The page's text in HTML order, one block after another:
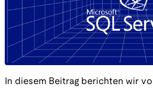
In diesem Beitrag berichten wir